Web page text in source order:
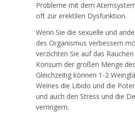
Probleme mit dem
oft zur erektilen Dysfunktion.
Wenn Sie die sexuelle und
des Organismus verbessern
verzichten Sie auf das
Konsum der großen Menge
Gleichzeitig können 1-2
Weines die Libido und die
und auch den Stress und die
verringern.